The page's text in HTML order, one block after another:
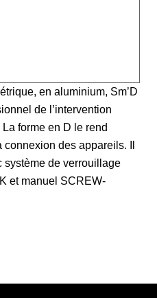
en aluminium, Sm’D
de l’intervention
forme en D le rend
des appareils. Il
système de verrouillage
et manuel SCREW-